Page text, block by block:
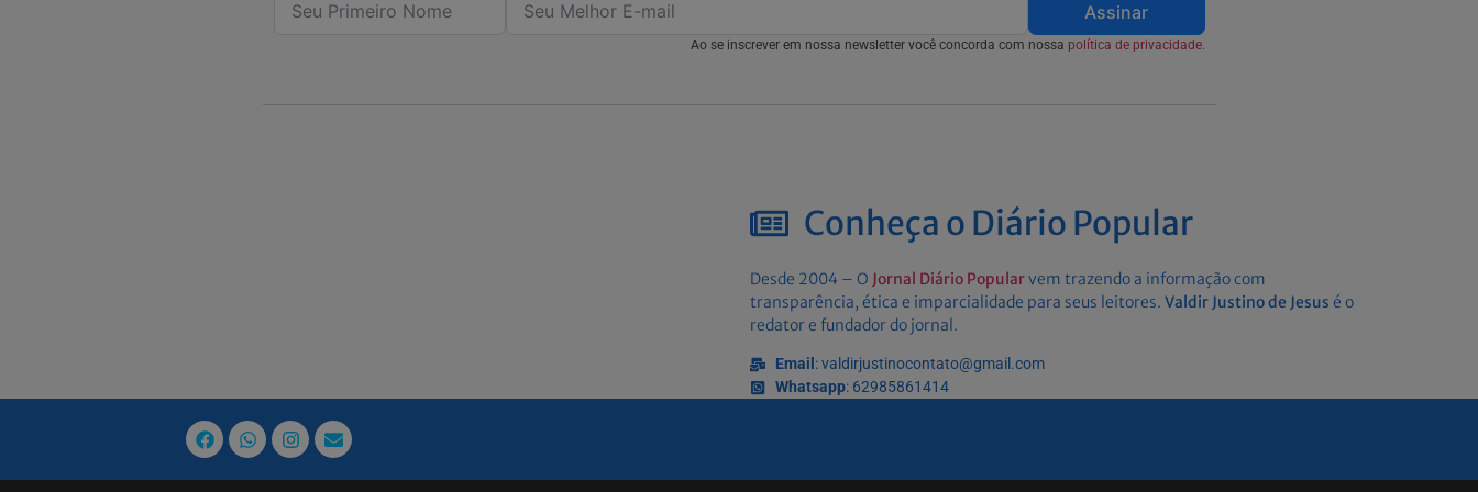
Assinar
Ao se inscrever em nossa newsletter você concorda com nossa política de privacidade.
Conheça o Diário Popular
Desde 2004 – O Jornal Diário Popularvem trazendo a informação com
transparência, ética e imparcialidade para seus leitores. Valdir Justino de Jesus é o
redator e fundador do jornal.
Email : valdirjustinocontato@gmail.com
Whatsapp: 62985861414